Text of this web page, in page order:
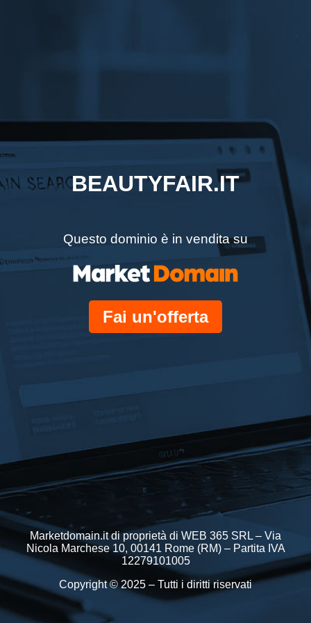
BEAUTYFAIR.IT
Questo dominio è in vendita su
Fai un'offerta
Marketdomain.it di proprietà di WEB 365 SRL – Via
Nicola Marchese 10, 00141 Rome (RM) – Partita IVA
12279101005
Copyright © 2025 – Tutti i diritti riservati